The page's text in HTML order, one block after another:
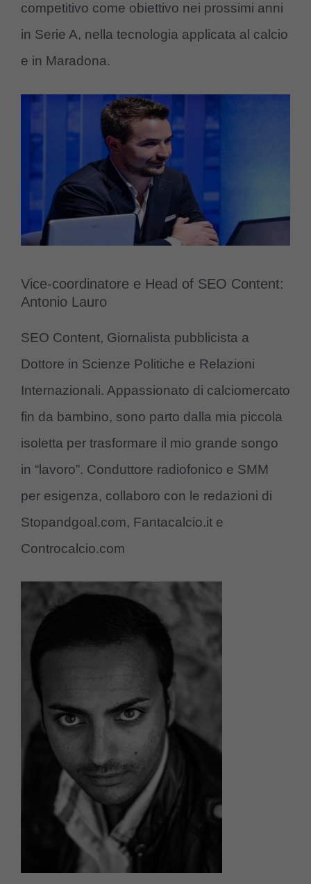
competitivo come obiettivo nei prossimi anni
in Serie A, nella tecnologia applicata al calcio
e in Maradona.
Vice-coordinatore e Head of SEO Content:
Antonio Lauro
SEO Content, Giornalista pubblicista a
Dottore in Scienze Politiche e Relazioni
Internazionali. Appassionato di calciomercato
fin da bambino, sono parto dalla mia piccola
isoletta per trasformare il mio grande songo
in “lavoro”. Conduttore radiofonico e SMM
per esigenza, collaboro con le redazioni di
Stopandgoal.com, Fantacalcio.it e
Controcalcio.com